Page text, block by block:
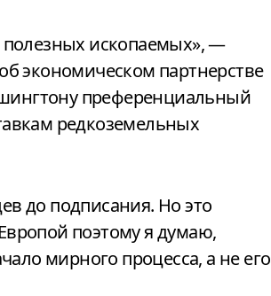
полезных ископаемых», —
экономическом партнерстве
преференциальный
редкоземельных
до подписания. Но это
поэтому я думаю,
мирного процесса, а не его